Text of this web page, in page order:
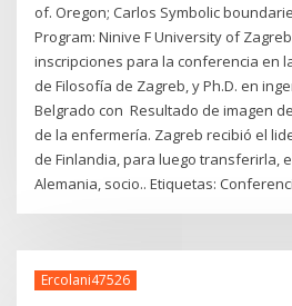
of. Oregon; Carlos Symbolic
Program: Ninive F University of
inscripciones para la conferencia en
de Filosofía de Zagreb, y Ph.D. en
Belgrado con Resultado de imagen
de la enfermería. Zagreb recibió el
de Finlandia, para luego transferirla,
Alemania, socio.. Etiquetas:
Ercolani47526